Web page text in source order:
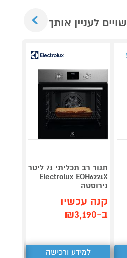
לעניין אותך
תנור רב תכליתי 71 ליטר
Electrolux EOH6221X
נירוסטה
קנה עכשיו
ב-₪3,190
למידע ורכישה